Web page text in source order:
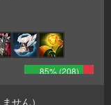
85% (208)
せん）